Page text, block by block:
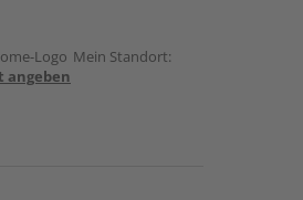
Mein Standort:
angeben